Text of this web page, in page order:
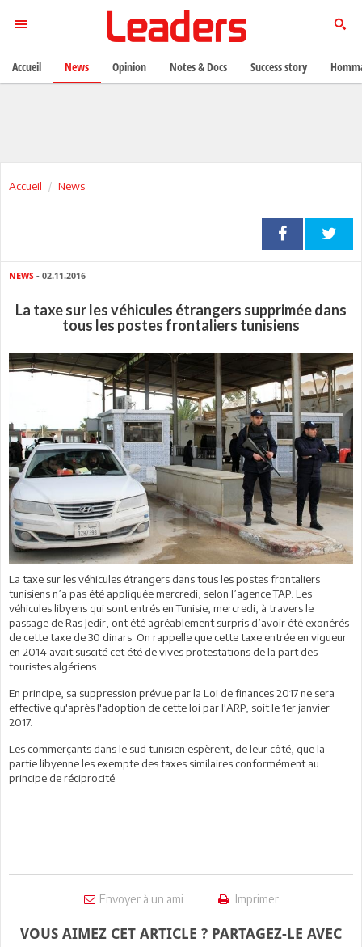
Accueil News
NEWS - 02.11.2016
La taxe sur les véhicules étrangers supprimée dans
tous les postes frontaliers tunisiens
La taxe sur les véhicules étrangers dans tous les postes frontaliers
tunisiens n’a pas été appliquée mercredi, selon l’agence TAP. Les
véhicules libyens qui sont entrés en Tunisie, mercredi, à travers le
passage de Ras Jedir, ont été agréablement surpris d’avoir été exonérés
de cette taxe de 30 dinars. On rappelle que cette taxe entrée en vigueur
en 2014 avait suscité cet été de vives protestations de la part des
touristes algériens.
En principe, sa suppression prévue par la Loi de finances 2017 ne sera
effective qu'après l'adoption de cette loi par l'ARP, soit le 1er janvier
2017.
Les commerçants dans le sud tunisien espèrent, de leur côté, que la
partie libyenne les exempte des taxes similaires conformément au
principe de réciprocité.
Envoyer à un ami Imprimer
VOUS AIMEZ CET ARTICLE ? PARTAGEZ-LE AVEC
Accueil News Opinion Notes & Docs Success story